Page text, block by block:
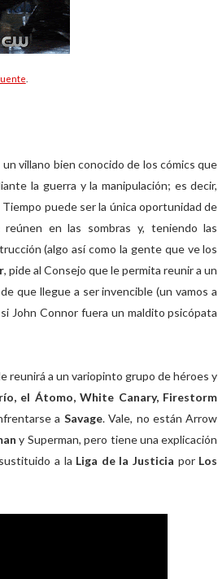
villano bien conocido de los cómics que
la guerra y la manipulación; es decir,
puede ser la única oportunidad de
en las sombras y, teniendo las
(algo así como la gente que ve los
, pide al Consejo que le permita reunir a un
que llegue a ser invencible (un vamos a
John Connor fuera un maldito psicópata
reunirá a un variopinto grupo de héroes y
el Átomo, White Canary, Firestorm
a Savage. Vale, no están Arrow
y Superman, pero tiene una explicación
a la Liga de la Justicia por Los